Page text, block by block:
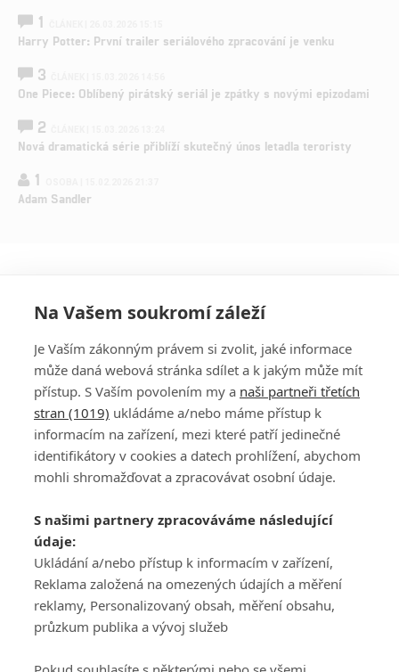
1
Harry Potter: První trailer seriálového zpracování je venku
3
One Piece: Oblíbený pirátský seriál je zpátky s novými epizodami
2
Nová dramatická série přiblíží skutečný únos letadla teroristy
1
Adam Sandler
PŘIHLÁSIT
REGISTROVAT
DISKUZE
Šéfredaktorkou webu jePetr Slavík, e-mailserialy@fandimefilmu.cz
Máte-li zájem o inzerci na našem webu napište nám na e-mail
studio@koncal.com
Ochrana osobních údajů|Zásady používání cookies |Pravidla webu
Upravit nastavení soukromí
Na Vašem soukromí záleží
Je Vaším zákonným právem si zvolit, jaké informace
může daná webová stránka sdílet a k jakým může mít
přístup. S Vaším povolením my a naši partneři třetích
stran (1019) ukládáme a/nebo máme přístup k
informacím na zařízení, mezi které patří jedinečné
identifikátory v cookies a datech prohlížení, abychom
mohli shromažďovat a zpracovávat osobní údaje.
S našimi partnery zpracováváme následující
údaje:
Ukládání a/nebo přístup k informacím v zařízení,
Reklama založená na omezených údajích a měření
reklamy, Personalizovaný obsah, měření obsahu,
průzkum publika a vývoj služeb